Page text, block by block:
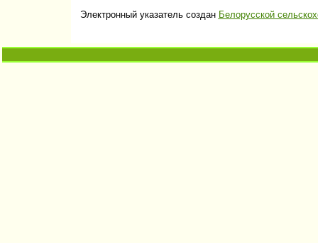
Электронный указатель создан Белорусской